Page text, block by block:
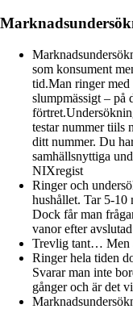
som konsument
tid.Man ringer med
slumpmässigt – på
testar nummer tiils
ditt nummer. Du
samhällsnyttiga
NIXregist
Ringer och
hushållet. Tar 5-10
Dock får man
vanor efter
Trevlig tant… Men
Ringer hela tiden
Svarar man inte
gånger och är det